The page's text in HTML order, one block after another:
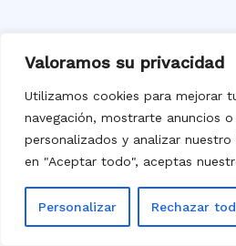
Valoramos su privacidad
Utilizamos cookies para mejorar
navegación, mostrarte anuncios
personalizados y analizar
en "Aceptar todo", aceptas
Personalizar Rechazar